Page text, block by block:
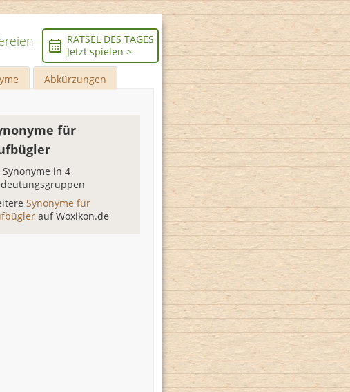
RÄTSEL DES TAGES
Jetzt spielen >
Abkürzungen
für
Synonyme in 4
Synonyme für
auf Woxikon.de